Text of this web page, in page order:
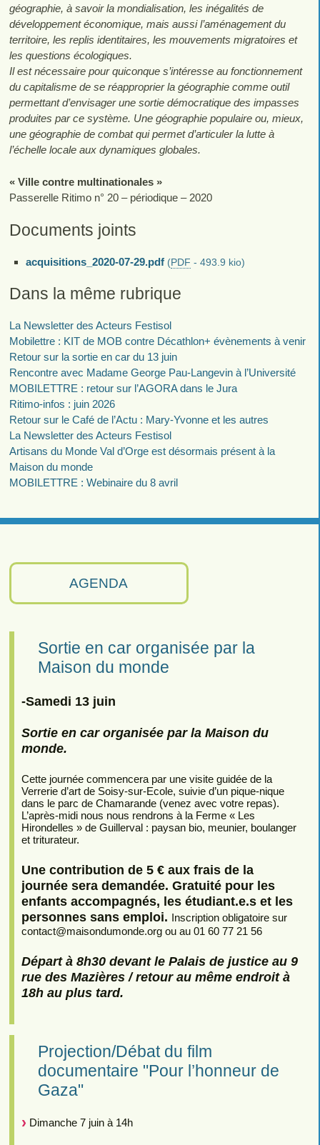
AGENDA
Sortie en car organisée par la
Maison du monde
-Samedi 13 juin
Sortie en car organisée par la Maison du
monde.
Cette journée commencera par une visite guidée de la
Verrerie d’art de Soisy-sur-Ecole, suivie d’un pique-nique
dans le parc de Chamarande (venez avec votre repas).
L’après-midi nous nous rendrons à la Ferme « Les
Hirondelles » de Guillerval : paysan bio, meunier, boulanger
et triturateur.
Une contribution de 5 € aux frais de la
journée sera demandée. Gratuité pour les
enfants accompagnés, les étudiant.e.s et les
personnes sans emploi. Inscription obligatoire sur
contact@maisondumonde.org ou au 01 60 77 21 56
Départ à 8h30 devant le Palais de justice au 9
rue des Mazières / retour au même endroit à
18h au plus tard.
Projection/Débat du film
documentaire "Pour l’honneur de
Gaza"
Dimanche 7 juin à 14h
géographie, à savoir la mondialisation, les inégalités de
développement économique, mais aussi l’aménagement du
territoire, les replis identitaires, les mouvements migratoires et
les questions écologiques.
Il est nécessaire pour quiconque s’intéresse au fonctionnement
du capitalisme de se réapproprier la géographie comme outil
permettant d’envisager une sortie démocratique des impasses
produites par ce système. Une géographie populaire ou, mieux,
une géographie de combat qui permet d’articuler la lutte à
l’échelle locale aux dynamiques globales.
« Ville contre multinationales »
Passerelle Ritimo n° 20 – périodique – 2020
Documents joints
acquisitions_2020-07-29.pdf (PDF - 493.9 kio)
Dans la même rubrique
La Newsletter des Acteurs Festisol
Mobilettre : KIT de MOB contre Décathlon+ évènements à venir
Retour sur la sortie en car du 13 juin
Rencontre avec Madame George Pau-Langevin à l’Université
MOBILETTRE : retour sur l’AGORA dans le Jura
Ritimo-infos : juin 2026
Retour sur le Café de l’Actu : Mary-Yvonne et les autres
La Newsletter des Acteurs Festisol
Artisans du Monde Val d’Orge est désormais présent à la
Maison du monde
MOBILETTRE : Webinaire du 8 avril